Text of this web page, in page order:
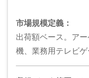
市場規模定義：
出荷額ベース。ア
機、業務用テレビゲ